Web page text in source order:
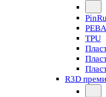
PEBA
TPU
R3D